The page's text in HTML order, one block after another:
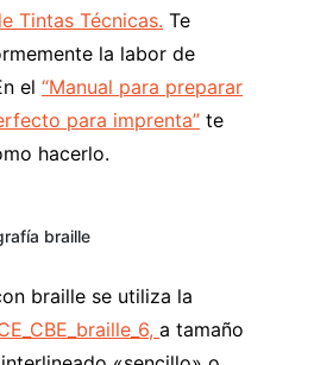
Tintas Técnicas. Te
la labor de
el “Manual para preparar
para imprenta” te
hacerlo.
braille
braille se utiliza la
a tamaño